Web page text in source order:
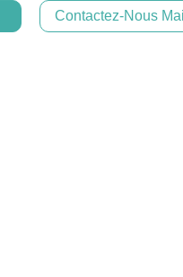
Contactez-Nous